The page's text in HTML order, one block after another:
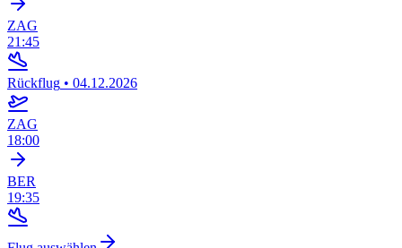
ZAG
21:45
Rückflug • 04.12.2026
ZAG
18:00
BER
19:35